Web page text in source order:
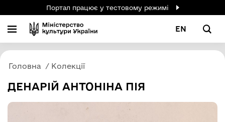
Портал працює у тестовому режимі
EN
Головна Колекції
ДЕНАРІЙ АНТОНІНА ПІЯ